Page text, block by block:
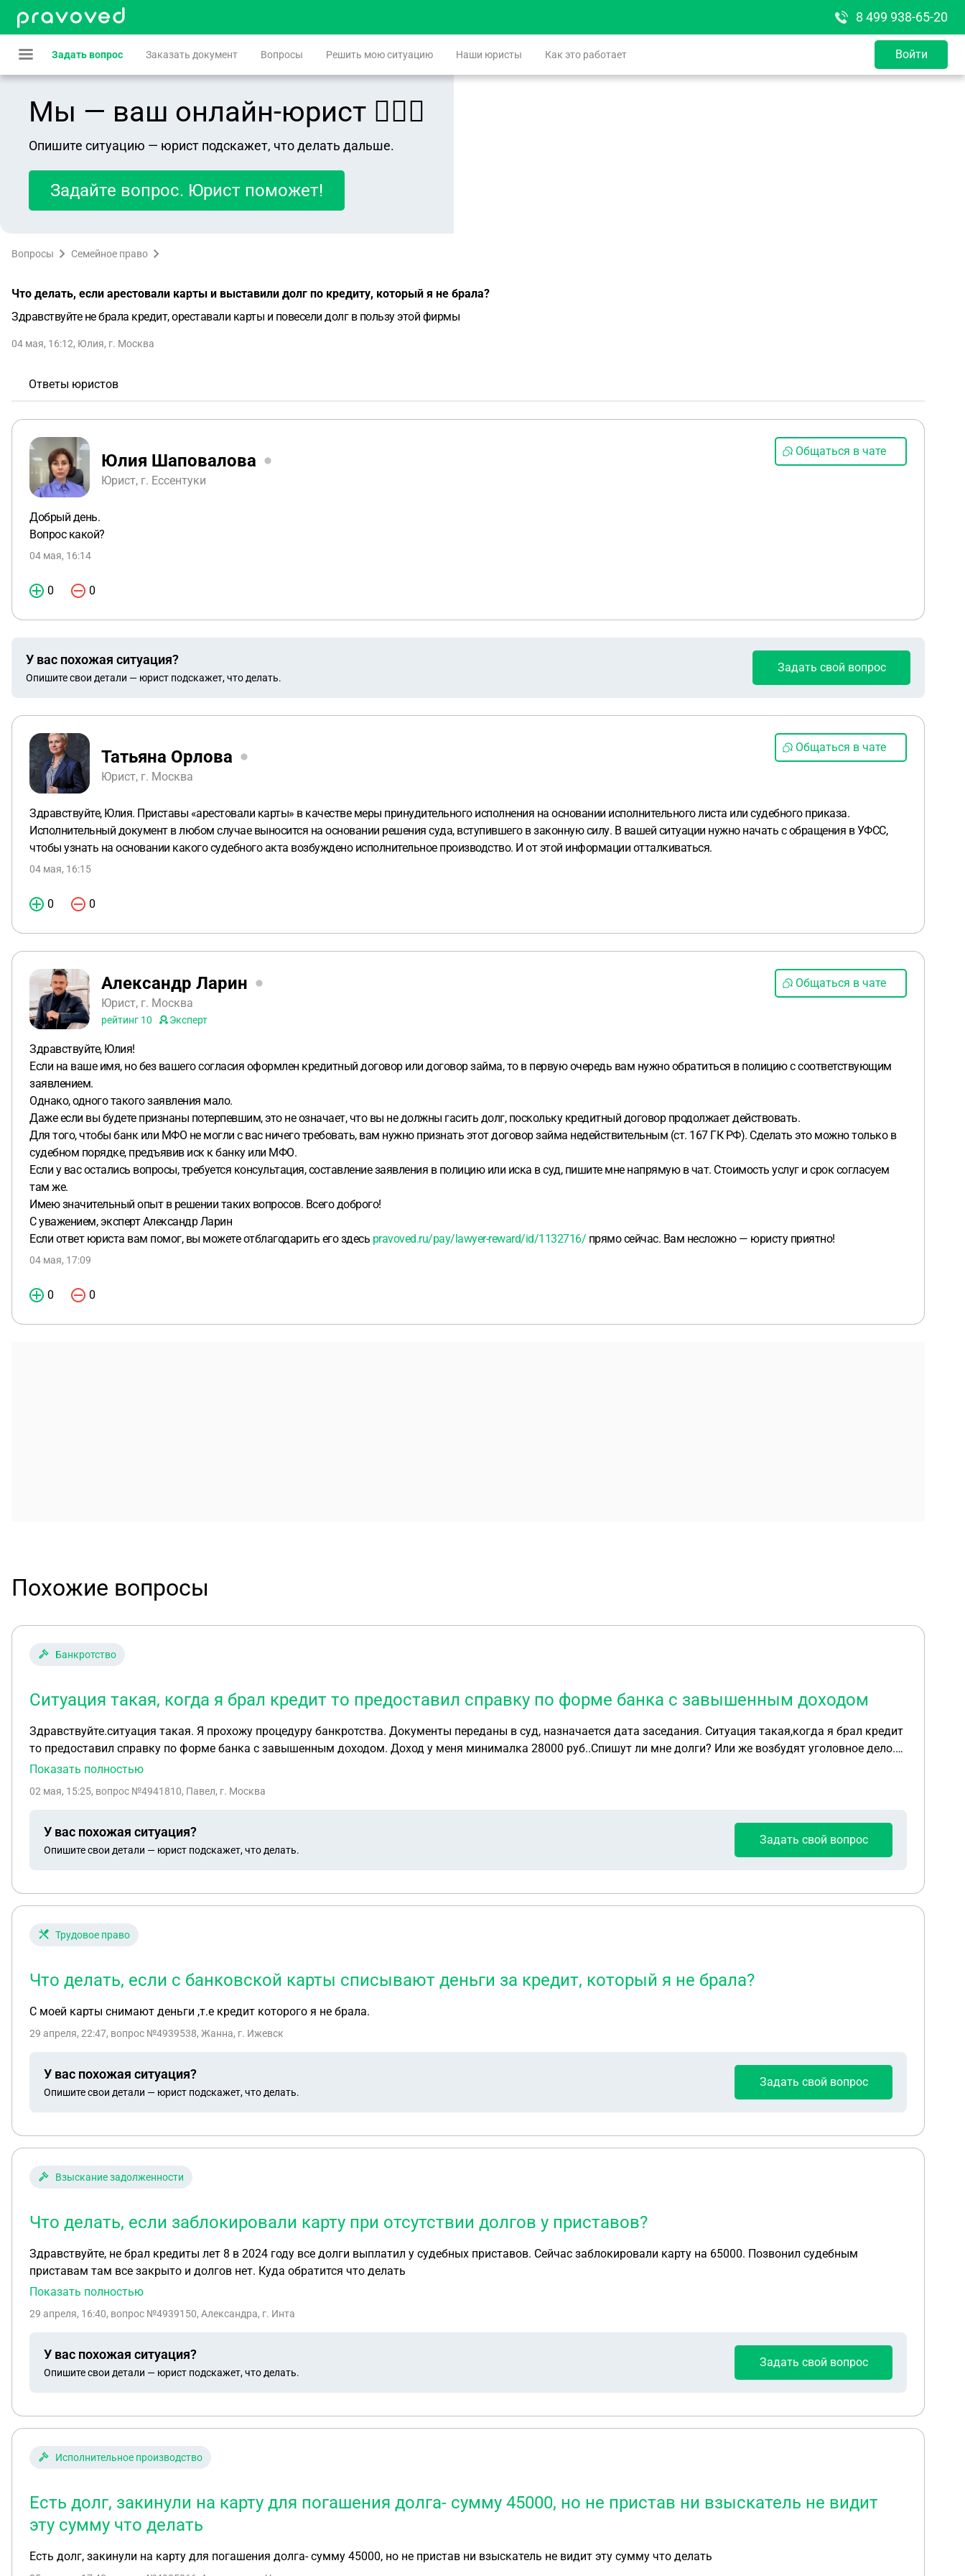
8 499 938-65-20
Задать вопрос Заказать документ Вопросы Решить мою ситуацию Наши юристы Как это работает Войти
Мы — ваш онлайн-юрист 👨🏻‍⚖️
Опишите ситуацию — юрист подскажет, что делать дальше.
Задайте вопрос. Юрист поможет!
Вопросы Семейное право
Что делать, если арестовали карты и выставили долг по кредиту, который я не брала?
Здравствуйте не брала кредит, ореставали карты и повесели долг в пользу этой фирмы
04 мая, 16:12, Юлия, г. Москва
Ответы юристов
Юлия Шаповалова
Юрист, г. Ессентуки
Общаться в чате
Добрый день.
Вопрос какой?
04 мая, 16:14
0 0
У вас похожая ситуация?
Опишите свои детали — юрист подскажет, что делать.
Задать свой вопрос
Татьяна Орлова
Юрист, г. Москва
Общаться в чате
Здравствуйте, Юлия. Приставы «арестовали карты» в качестве меры принудительного исполнения на основании исполнительного листа или судебного приказа.
Исполнительный документ в любом случае выносится на основании решения суда, вступившего в законную силу. В вашей ситуации нужно начать с обращения в УФСС,
чтобы узнать на основании какого судебного акта возбуждено исполнительное производство. И от этой информации отталкиваться.
04 мая, 16:15
0 0
Александр Ларин
Юрист, г. Москва
рейтинг 10 Эксперт
Общаться в чате
Здравствуйте, Юлия!
Если на ваше имя, но без вашего согласия оформлен кредитный договор или договор займа, то в первую очередь вам нужно обратиться в полицию с соответствующим
заявлением.
Однако, одного такого заявления мало.
Даже если вы будете признаны потерпевшим, это не означает, что вы не должны гасить долг, поскольку кредитный договор продолжает действовать.
Для того, чтобы банк или МФО не могли с вас ничего требовать, вам нужно признать этот договор займа недействительным (ст. 167 ГК РФ). Сделать это можно только в
судебном порядке, предъявив иск к банку или МФО.
Если у вас остались вопросы, требуется консультация, составление заявления в полицию или иска в суд, пишите мне напрямую в чат. Стоимость услуг и срок согласуем
там же.
Имею значительный опыт в решении таких вопросов. Всего доброго!
С уважением, эксперт Александр Ларин
Если ответ юриста вам помог, вы можете отблагодарить его здесь pravoved.ru/pay/lawyer-reward/id/1132716/ прямо сейчас. Вам несложно — юристу приятно!
04 мая, 17:09
0 0
Похожие вопросы
Банкротство
Ситуация такая, когда я брал кредит то предоставил справку по форме банка с завышенным доходом
Здравствуйте.ситуация такая. Я прохожу процедуру банкротства. Документы переданы в суд, назначается дата заседания. Ситуация такая,когда я брал кредит
то предоставил справку по форме банка с завышенным доходом. Доход у меня минималка 28000 руб..Спишут ли мне долги? Или же возбудят уголовное дело.
Может прекратить процедуру?
Показать полностью
02 мая, 15:25, вопрос №4941810, Павел, г. Москва
У вас похожая ситуация?
Опишите свои детали — юрист подскажет, что делать.
Задать свой вопрос
Трудовое право
Что делать, если с банковской карты списывают деньги за кредит, который я не брала?
С моей карты снимают деньги ,т.е кредит которого я не брала.
29 апреля, 22:47, вопрос №4939538, Жанна, г. Ижевск
У вас похожая ситуация?
Опишите свои детали — юрист подскажет, что делать.
Задать свой вопрос
Взыскание задолженности
Что делать, если заблокировали карту при отсутствии долгов у приставов?
Здравствуйте, не брал кредиты лет 8 в 2024 году все долги выплатил у судебных приставов. Сейчас заблокировали карту на 65000. Позвонил судебным
приставам там все закрыто и долгов нет. Куда обратится что делать
Показать полностью
29 апреля, 16:40, вопрос №4939150, Александра, г. Инта
У вас похожая ситуация?
Опишите свои детали — юрист подскажет, что делать.
Задать свой вопрос
Исполнительное производство
Есть долг, закинули на карту для погашения долга- сумму 45000, но не пристав ни взыскатель не видит
эту сумму что делать
Есть долг, закинули на карту для погашения долга- сумму 45000, но не пристав ни взыскатель не видит эту сумму что делать